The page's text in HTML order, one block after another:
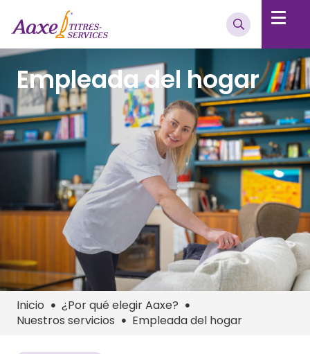
Empleada del hogar
Inicio
¿Por qué elegir Aaxe?
Nuestros servicios
Empleada del hogar